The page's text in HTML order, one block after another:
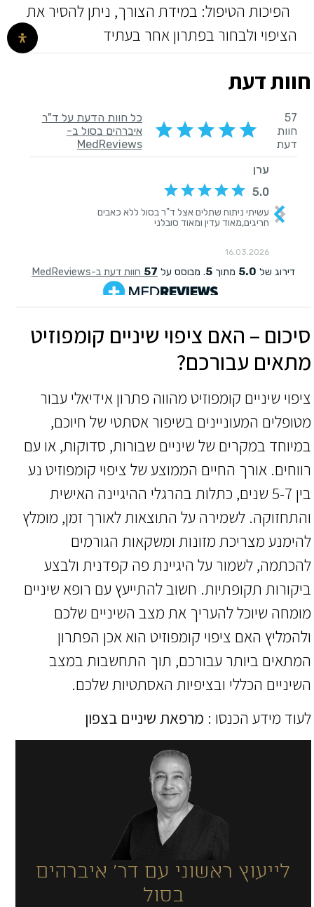
הפיכות הטיפול: במידת הצורך, ניתן להסיר את
הציפוי ולבחור בפתרון אחר בעתיד
חוות דעת
סיכום – האם ציפוי שיניים קומפוזיט
מתאים עבורכם?
ציפוי שיניים קומפוזיט מהווה פתרון אידיאלי עבור
מטופלים המעוניינים בשיפור אסתטי של חיוכם,
במיוחד במקרים של שיניים שבורות, סדוקות, או עם
רווחים. אורך החיים הממוצע של ציפוי קומפוזיט נע
בין 5-7 שנים, כתלות בהרגלי ההיגיינה האישית
והתחזוקה. לשמירה על התוצאות לאורך זמן, מומלץ
להימנע מצריכת מזונות ומשקאות הגורמים
להכתמה, לשמור על היגיינת פה קפדנית ולבצע
ביקורות תקופתיות. חשוב להתייעץ עם רופא שיניים
מומחה שיוכל להעריך את מצב השיניים שלכם
ולהמליץ האם ציפוי קומפוזיט הוא אכן הפתרון
המתאים ביותר עבורכם, תוך התחשבות במצב
השיניים הכללי ובציפיות האסתטיות שלכם.
לעוד מידע הכנסו : מרפאת שיניים בצפון
לייעוץ ראשוני עם דר' איברהים
בסול